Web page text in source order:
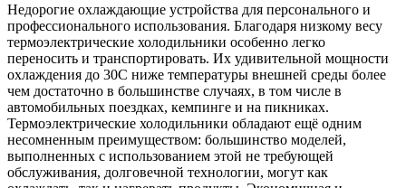
Недорогие охлаждающие устройства для персонального и
профессионального использования. Благодаря низкому весу
термоэлектрические холодильники особенно легко
переносить и транспортировать. Их удивительной мощности
охлаждения до 30С ниже температуры внешней среды более
чем достаточно в большинстве случаях, в том числе в
автомобильных поездках, кемпинге и на пикниках.
Термоэлектрические холодильники обладают ещё одним
несомненным преимуществом: большинство моделей,
выполненных с использованием этой не требующей
обслуживания, долговечной технологии, могут как